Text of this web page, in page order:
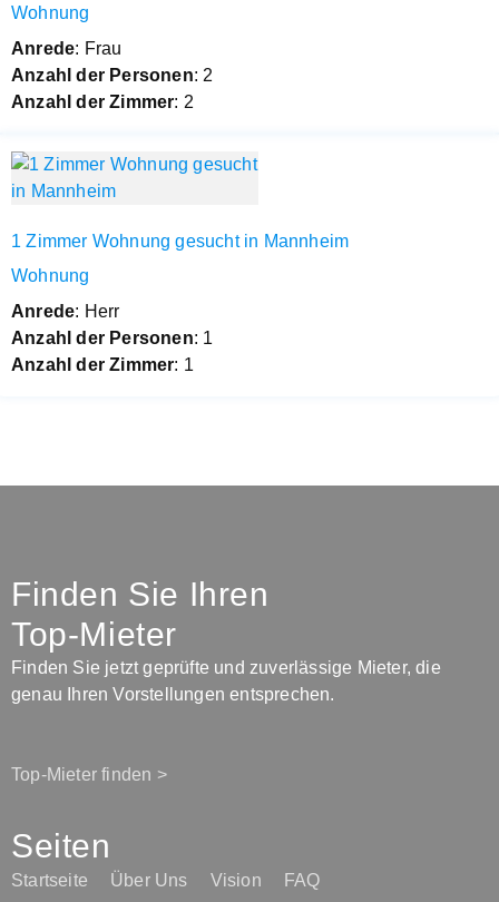
Wohnung
Anrede: Frau
Anzahl der Personen: 2
Anzahl der Zimmer: 2
1 Zimmer Wohnung gesucht in Mannheim
Wohnung
Anrede: Herr
Anzahl der Personen: 1
Anzahl der Zimmer: 1
Finden Sie Ihren
Top-Mieter
Finden Sie jetzt geprüfte und zuverlässige Mieter, die
genau Ihren Vorstellungen entsprechen.
Top-Mieter finden >
Seiten
Startseite Über Uns Vision FAQ